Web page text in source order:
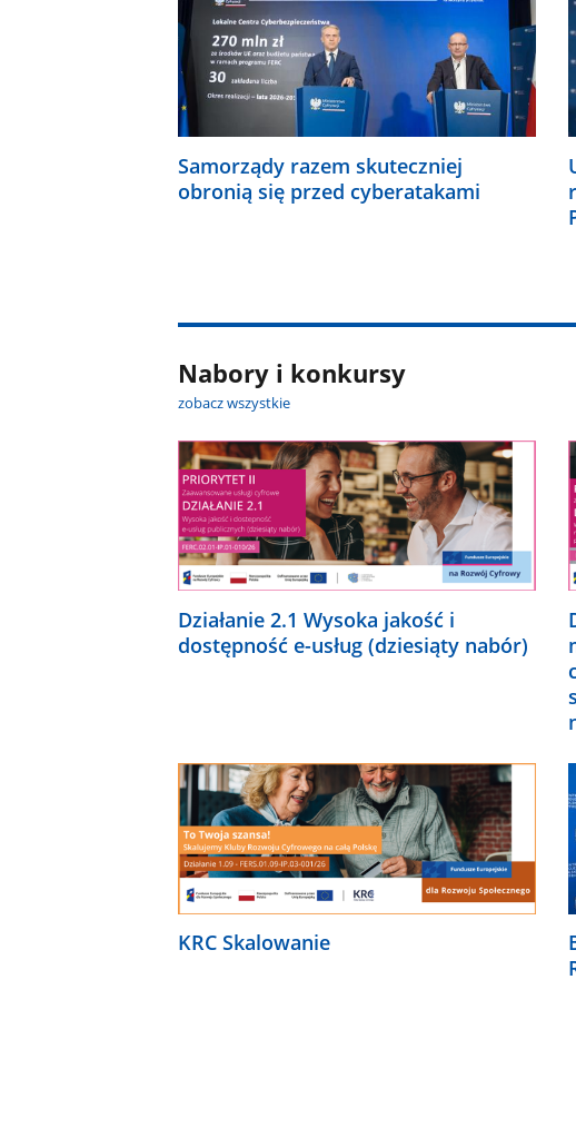
Samorządy razem skuteczniej
obronią się przed cyberatakami
Nabory i konkursy
zobacz wszystkie
Działanie 2.1 Wysoka jakość i
dostępność e-usług (dziesiąty nabór)
KRC Skalowanie